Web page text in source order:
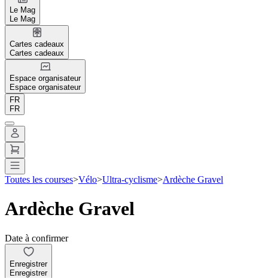
Le Mag
Le Mag
Cartes cadeaux
Cartes cadeaux
Espace organisateur
Espace organisateur
FR
FR
Toutes les courses>Vélo>Ultra-cyclisme>Ardèche Gravel
Ardèche Gravel
Date à confirmer
Enregistrer
Enregistrer